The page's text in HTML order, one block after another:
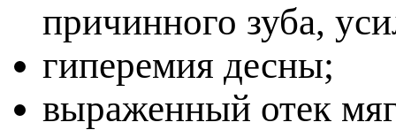
ричинного зуба,
иперемия десны;
ыраженный отек